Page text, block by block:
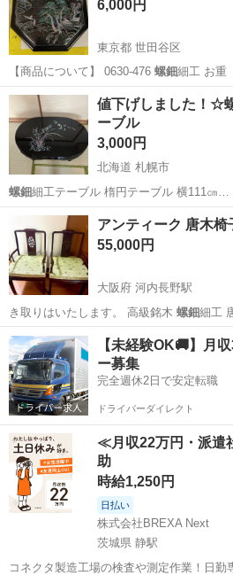
6,000円
東京都 世田谷区
【商品について】 0630-476 螺鈿
東京 世田谷区 インテリア雑貨/小
値下げしました！☆
ーブル
3,000円
北海道 札幌市
螺鈿細工テーブル 楕円テーブル 横111㎝…
北海道 札幌市 螺鈿
アンティーク 唐木椅
55,000円
大阪府 河内長野駅
き取りはいたします。 高級銘木 螺鈿細工
透…
大阪 河内長野市 河内長野駅
【未経験OK🚚】月
ー募集
完全週休2日で安定転職
ドライバーダイレクト
≪月収22万円・派遣
助
時給1,250円
日払い
株式会社BREXA Next
茨城県 静駅
コネクタ製造工場の検査や測定作業！日勤